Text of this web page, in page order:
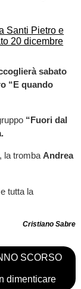
sabato
“E quando
“Fuori dal
la tromba Andrea
tutta la
Cristiano Sabre
SCORSO
dimenticare